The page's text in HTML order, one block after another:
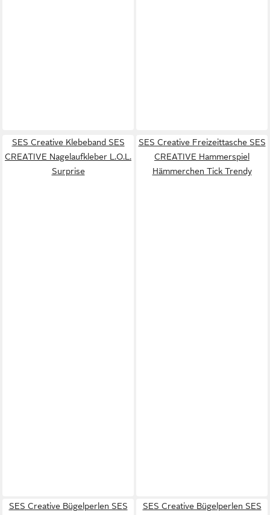
SES Creative Klebeband SES
CREATIVE Nagelaufkleber L.O.L.
Surprise
SES Creative Freizeittasche SES
CREATIVE Hammerspiel
Hämmerchen Tick Trendy
SES Creative Bügelperlen SES
SES Creative Bügelperlen SES